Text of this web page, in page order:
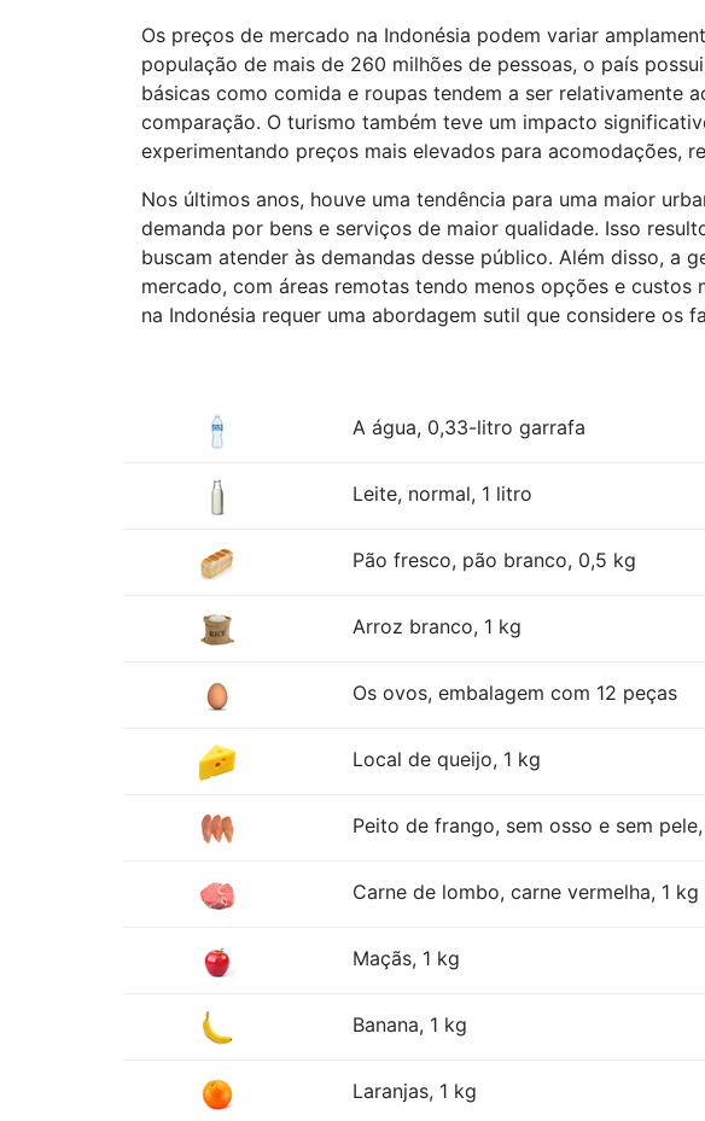
Os preços de mercado na Indonésia podem variar
população de mais de 260 milhões de pessoas, o país
básicas como comida e roupas tendem a ser relativamente
comparação. O turismo também teve um impacto
experimentando preços mais elevados para acomodações,
Nos últimos anos, houve uma tendência para uma maior
demanda por bens e serviços de maior qualidade. Isso
buscam atender às demandas desse público. Além disso,
mercado, com áreas remotas tendo menos opções e
na Indonésia requer uma abordagem sutil que considere os
A água, 0,33-litro garrafa
Leite, normal, 1 litro
Pão fresco, pão branco, 0,5 kg
Arroz branco, 1 kg
Os ovos, embalagem com 12 peças
Local de queijo, 1 kg
Peito de frango, sem osso e sem
Carne de lombo, carne vermelha, 1 kg
Maçãs, 1 kg
Banana, 1 kg
Laranjas, 1 kg